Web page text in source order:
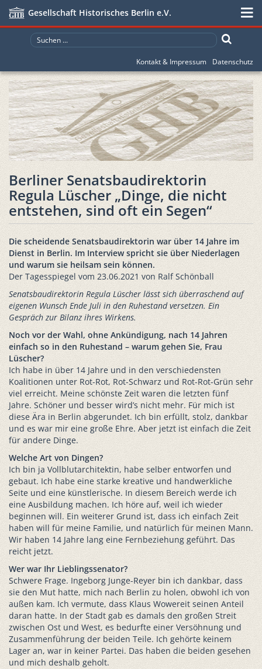
Gesellschaft Historisches Berlin e.V.
Kontakt & Impressum Datenschutz
Berliner Senatsbaudirektorin
Regula Lüscher „Dinge, die nicht
entstehen, sind oft ein Segen“
Die scheidende Senatsbaudirektorin war über 14 Jahre im
Dienst in Berlin. Im Interview spricht sie über Niederlagen
und warum sie heilsam sein können.
Der Tagesspiegel vom 23.06.2021 von Ralf Schönball
Senatsbaudirektorin Regula Lüscher lässt sich überraschend auf
eigenen Wunsch Ende Juli in den Ruhestand versetzen. Ein
Gespräch zur Bilanz ihres Wirkens.
Noch vor der Wahl, ohne Ankündigung, nach 14 Jahren
einfach so in den Ruhestand – warum gehen Sie, Frau
Lüscher?
Ich habe in über 14 Jahre und in den verschiedensten
Koalitionen unter Rot-Rot, Rot-Schwarz und Rot-Rot-Grün sehr
viel erreicht. Meine schönste Zeit waren die letzten fünf
Jahre. Schöner und besser wird’s nicht mehr. Für mich ist
diese Ära in Berlin abgerundet. Ich bin erfüllt, stolz, dankbar
und es war mir eine große Ehre. Aber jetzt ist einfach die Zeit
für andere Dinge.
Welche Art von Dingen?
Ich bin ja Vollblutarchitektin, habe selber entworfen und
gebaut. Ich habe eine starke kreative und handwerkliche
Seite und eine künstlerische. In diesem Bereich werde ich
eine Ausbildung machen. Ich höre auf, weil ich wieder
beginnen will. Ein weiterer Grund ist, dass ich einfach Zeit
haben will für meine Familie, und natürlich für meinen Mann.
Wir haben 14 Jahre lang eine Fernbeziehung geführt. Das
reicht jetzt.
Wer war Ihr Lieblingssenator?
Schwere Frage. Ingeborg Junge-Reyer bin ich dankbar, dass
sie den Mut hatte, mich nach Berlin zu holen, obwohl ich von
außen kam. Ich vermute, dass Klaus Wowereit seinen Anteil
daran hatte. In der Stadt gab es damals den großen Streit
zwischen Ost und West, es bedurfte einer Versöhnung und
Zusammenführung der beiden Teile. Ich gehörte keinem
Lager an, war in keiner Partei. Das haben die beiden gesehen
und mich deshalb geholt.